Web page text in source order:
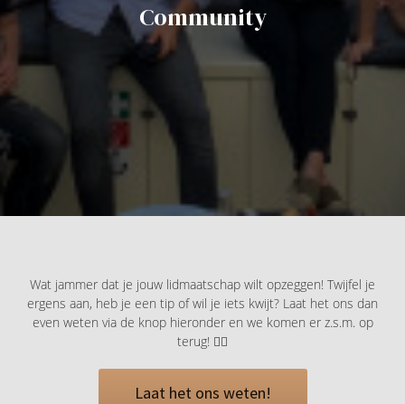
Community
Wat jammer dat je jouw lidmaatschap wilt opzeggen! Twijfel je
ergens aan, heb je een tip of wil je iets kwijt? Laat het ons dan
even weten via de knop hieronder en we komen er z.s.m. op
terug! 👇🏻
Laat het ons weten!